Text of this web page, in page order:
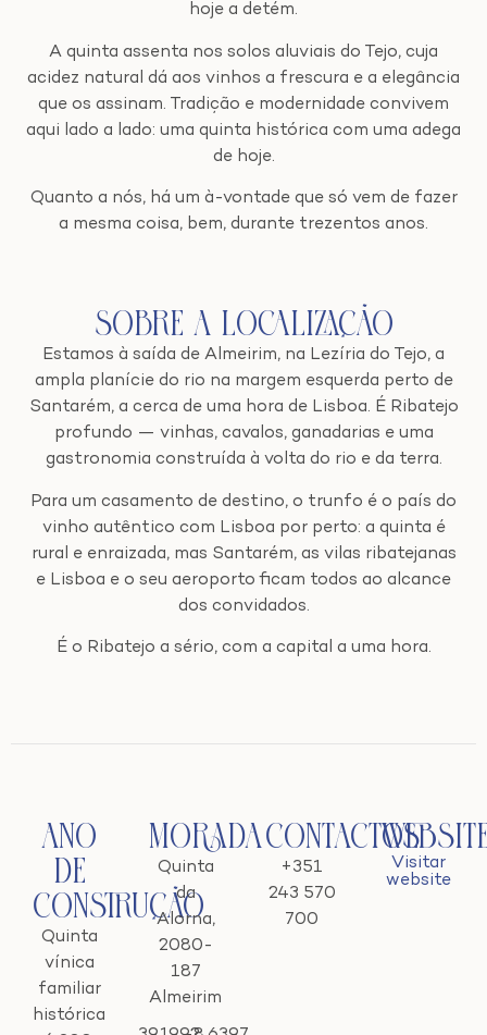
hoje a detém.
A quinta assenta nos solos aluviais do Tejo, cuja
acidez natural dá aos vinhos a frescura e a elegância
que os assinam. Tradição e modernidade convivem
aqui lado a lado: uma quinta histórica com uma adega
de hoje.
Quanto a nós, há um à-vontade que só vem de fazer
a mesma coisa, bem, durante trezentos anos.
Sobre a Localização
Estamos à saída de Almeirim, na Lezíria do Tejo, a
ampla planície do rio na margem esquerda perto de
Santarém, a cerca de uma hora de Lisboa. É Ribatejo
profundo — vinhas, cavalos, ganadarias e uma
gastronomia construída à volta do rio e da terra.
Para um casamento de destino, o trunfo é o país do
vinho autêntico com Lisboa por perto: a quinta é
rural e enraizada, mas Santarém, as vilas ribatejanas
e Lisboa e o seu aeroporto ficam todos ao alcance
dos convidados.
É o Ribatejo a sério, com a capital a uma hora.
Ano
de
Construção
Quinta
vínica
familiar
histórica
Morada
Quinta
da
Alorna,
2080-
187
Almeirim
Contactos
+351
243 570
700
Visitar
website